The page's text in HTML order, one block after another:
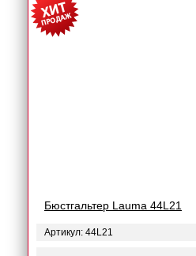
Бюстгальтер Lauma 44L21
Артикул: 44L21